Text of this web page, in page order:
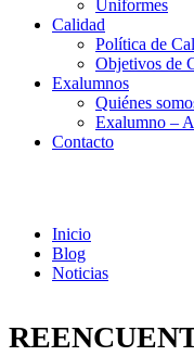
Uniformes
Calidad
Política de
Objetivos de
Exalumnos
Quiénes
Exalumno –
Contacto
Inicio
Blog
Noticias